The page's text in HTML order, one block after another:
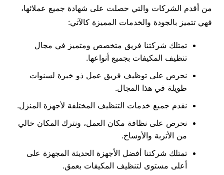
من أقدم الشركات والتي حصلت على شهادة جميع عملائها،
فهي تتميز بالجودة والخدمات المميزة كالآتي:
تمتلك شركتنا فريق متخصص ومتميز في مجال
تنظيف المكيفات بجميع أنواعها.
نحرص على توظيف فريق عمل ذو خبرة لسنوات
طويلة في هذا المجال.
نقدم جميع خدمات التنظيف المختلفة لأجهزة المنزل.
نحرص على نظافة مكان العمل، ونترك المكان خالي
من الأتربة والأوساخ.
تمتلك شركتنا أفضل الأجهزة الحديثة المجهزة على
أعلى مستوى لتنظيف المكيفات بعمق.